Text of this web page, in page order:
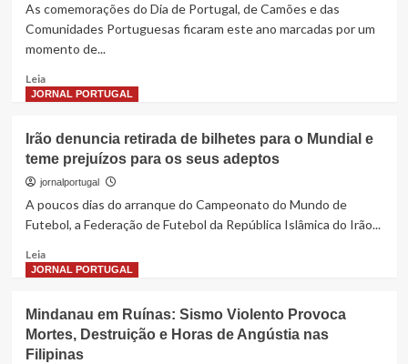
dos
deputados
para
contenção
da
pública
As comemorações do Dia de Portugal, de Camões e das
Comunidades Portuguesas ficaram este ano marcadas por um
momento de...
LeiaRead
more
recebem
celebrações
do
Portugal
por
Universidade
dos
Açores
JORNAL PORTUGAL
Irão denuncia retirada de bilhetes para o Mundial e
teme prejuízos para os seus adeptos
jornalportugal
A poucos dias do arranque do Campeonato do Mundo de
Futebol, a Federação de Futebol da República Islâmica do Irão...
LeiaRead
more
denuncia
retirada
de
JORNAL PORTUGAL
Mindanau em Ruínas: Sismo Violento Provoca
Mortes, Destruição e Horas de Angústia nas
Filipinas